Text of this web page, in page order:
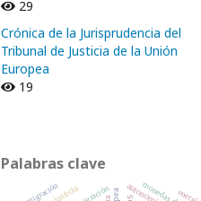
29
Crónica de la Jurisprudencia del
Tribunal de Justicia de la Unión
Europea
19
Palabras clave
migración
inmigración